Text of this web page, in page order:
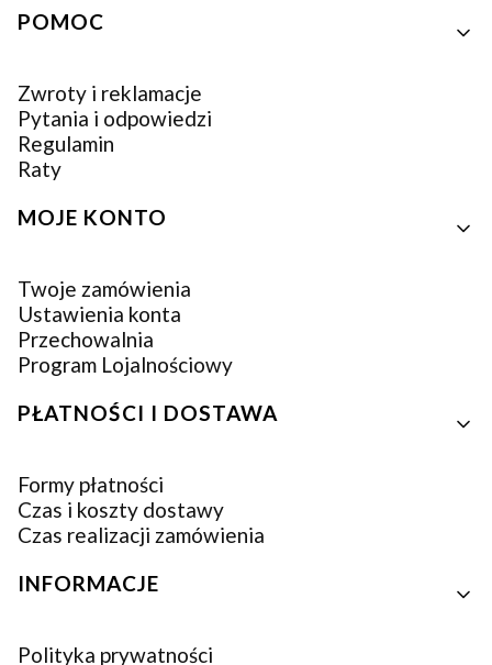
Linki w stopce
POMOC
Zwroty i reklamacje
Pytania i odpowiedzi
Regulamin
Raty
MOJE KONTO
Twoje zamówienia
Ustawienia konta
Przechowalnia
Program Lojalnościowy
PŁATNOŚCI I DOSTAWA
Formy płatności
Czas i koszty dostawy
Czas realizacji zamówienia
INFORMACJE
Polityka prywatności